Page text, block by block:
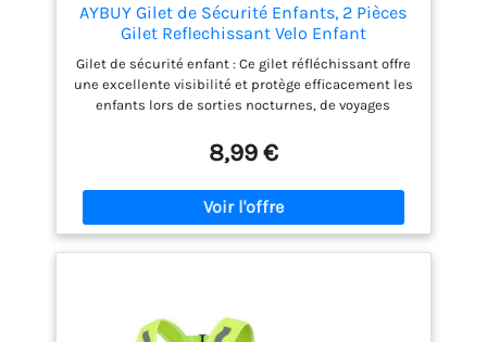
AYBUY Gilet de Sécurité Enfants, 2 Pièces
Gilet Reflechissant Velo Enfant
Gilet de sécurité enfant : Ce gilet réfléchissant offre
une excellente visibilité et protège efficacement les
enfants lors de sorties nocturnes, de voyages
extérieures quotidiennes. Conception sécurisée :
Ce gilet réfléchissant pour enfants est doté de
bandes réfléchissantes à l'avant et à l'arrière, ainsi
que de bandes réfléchissantes supplémentaires
sur les épaules pour une visibilité accrue. Facile à
enfiler, il peut être mis par votre enfant lui-même.
motifs et de couleurs unies pour satisfaire tous les
8,99 €